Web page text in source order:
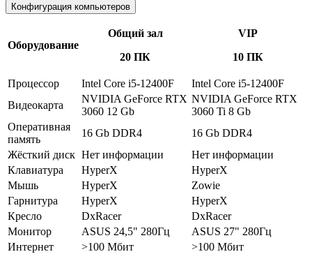
Конфигурация компьютеров
Оборудование
Общий зал
20 ПК
VIP
10 ПК
Процессор Intel Core i5-12400F
Intel Core i5-12400F
Видеокарта
NVIDIA GeForce RTX
3060 12 Gb
NVIDIA GeForce RTX
3060 Ti 8 Gb
Оперативная
память
16 Gb DDR4
16 Gb DDR4
Жёсткий диск Нет информации
Нет информации
Клавиатура
HyperX
HyperX
Мышь
HyperX
Zowie
Гарнитура
HyperX
HyperX
Кресло
DxRacer
DxRacer
Монитор
ASUS 24,5" 280Гц
ASUS 27" 280Гц
Интернет
>100 Мбит >100 Мбит